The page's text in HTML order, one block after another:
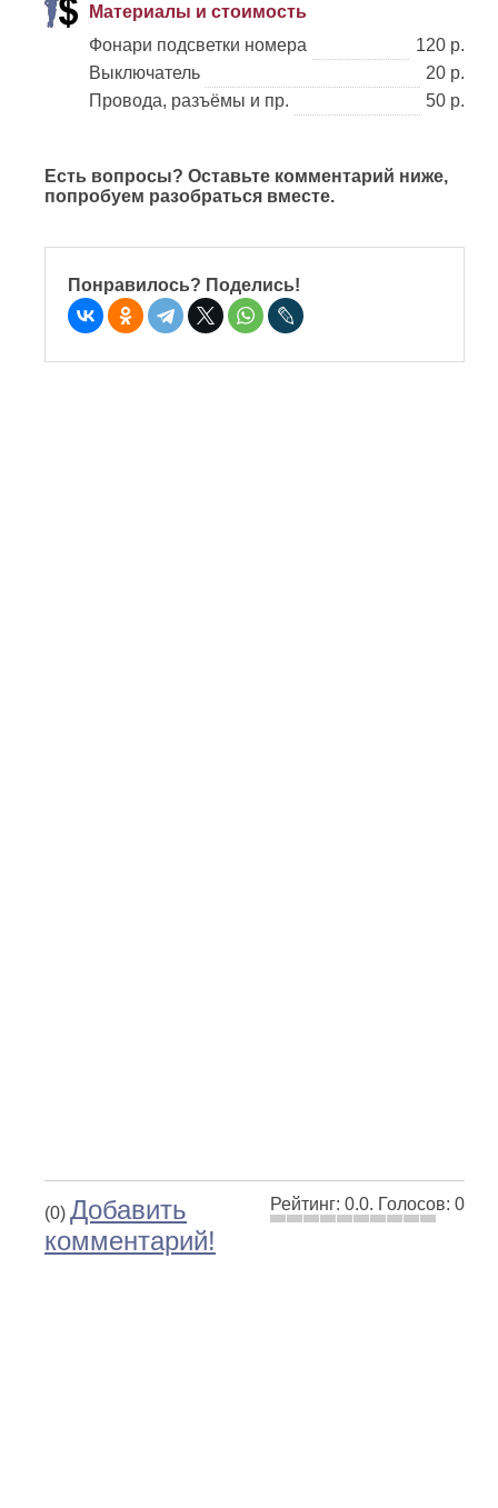
Материалы и стоимость
Фонари подсветки номера
120 р.
Выключатель
20 р.
Провода, разъёмы и пр.
50 р.
Есть вопросы? Оставьте комментарий ниже,
попробуем разобраться вместе.
Понравилось? Поделись!
Рейтинг: 0.0. Голосов: 0
(0) Добавить
комментарий!